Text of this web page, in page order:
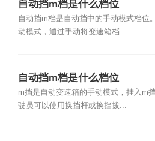
自动挡m档是什么档位
自动挡m档是自动挡中的手动模式档位
动模式，通过手动将变速箱档...
自动挡m档是什么档位
m挡是自动变速箱的手动模式，挂入m
驶员可以使用换挡杆或换挡拨...